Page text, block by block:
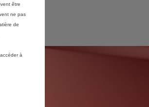
être
ne pas
de
à